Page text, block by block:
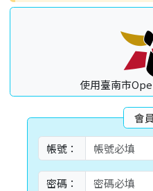
使用臺南市
會
帳號：
密碼：